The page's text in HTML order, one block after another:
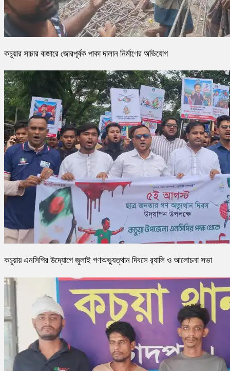
কচুয়ার সাচার বাজারে জোরপূর্বক পাকা দালান নির্মাণের অভিযোগ
কচুয়ায় এনসিপির উদ্যোগে জুলাই গণঅভ্যুত্থান দিবসে র‌্যালি ও আলোচনা সভা